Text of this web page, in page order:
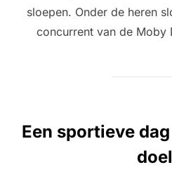
sloepen. Onder de heren
concurrent van de Moby
Een sportieve